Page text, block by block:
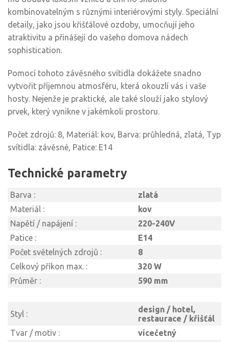
kombinovatelným s různými interiérovými styly. Speciální
detaily, jako jsou křišťálové ozdoby, umocňují jeho
atraktivitu a přinášejí do vašeho domova nádech
sophistication.
Pomocí tohoto závěsného svítidla dokážete snadno
vytvořit příjemnou atmosféru, která okouzlí vás i vaše
hosty. Nejenže je praktické, ale také slouží jako stylový
prvek, který vynikne v jakémkoli prostoru.
Počet zdrojů: 8, Materiál: kov, Barva: průhledná, zlatá, Typ
svítidla: závěsné, Patice: E14
Technické parametry
Barva :
zlatá
Materiál :
kov
Napětí / napájení :
220-240V
Patice :
E14
Počet světelných zdrojů :
8
Celkový příkon max. :
320 W
Průměr :
590 mm
Styl :
design / hotel,
restaurace / křišťál
Tvar / motiv :
vícečetný